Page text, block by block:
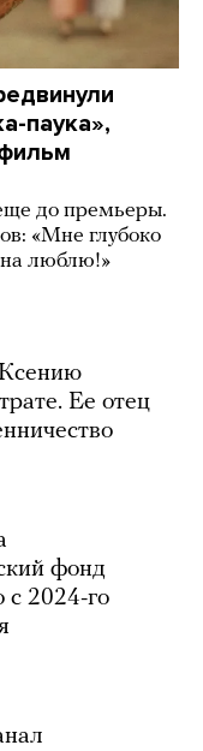
паука»,
до премьеры.
«Мне глубоко
люблю!»
Ее отец
фонд
с 2024-го